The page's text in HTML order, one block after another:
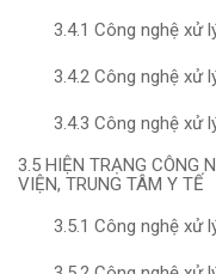
3.4.1 Công nghệ xử
3.4.2 Công nghệ xử
3.4.3 Công nghệ xử
3.5 HIỆN TRẠNG CÔNG
VIỆN, TRUNG TÂM Y TẾ
3.5.1 Công nghệ xử